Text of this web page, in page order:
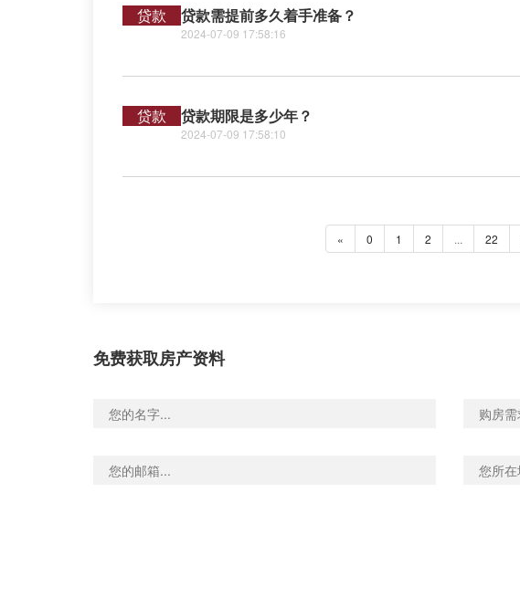
贷款 贷款需提前多久着手准备？
2024-07-09 17:58:16
贷款 贷款期限是多少年？
2024-07-09 17:58:10
« 0 1 2 ... 22
免费获取房产资料